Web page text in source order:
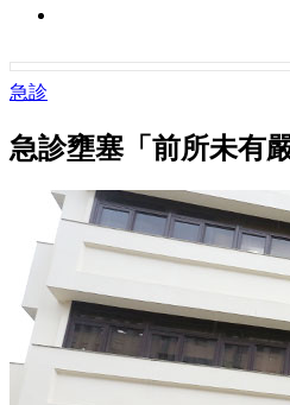
急診
急診壅塞「前所未有